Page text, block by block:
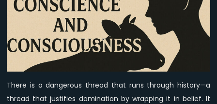
Dismantling
the
Myth
of
Human
Entitlement
There is a dangerous thread that runs through history—a
thread that justifies domination by wrapping it in belief. It